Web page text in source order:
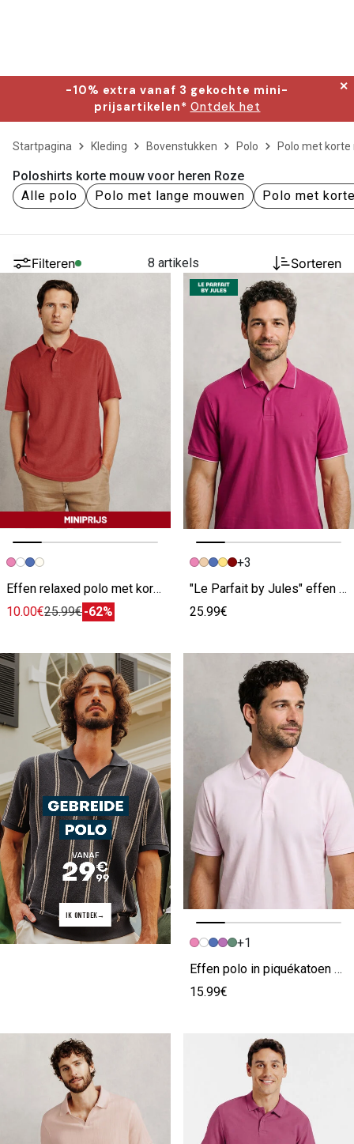
-10% extra vanaf 3 gekochte mini-
prijsartikelen* Ontdek het
✕
Startpagina Kleding Bovenstukken Polo Polo met
Poloshirts korte mouw voor heren Roze
Alle polo
Polo met lange mouwen Polo met
Filteren 8 artikels Sorteren
Vorige afbeelding
Volgende beeld
Effen relaxed polo met korte mouwen in badstof roze
10.00€25.99€-62%
Vorige afbeelding
Volgende beeld
+3
"Le Parfait by Jules" effen polo korte mouwen roze
25.99€
IK ONTDEK
Vorige afbeelding
Volgende beeld
+1
Effen polo in piquékatoen met korte mouwen roze
15.99€